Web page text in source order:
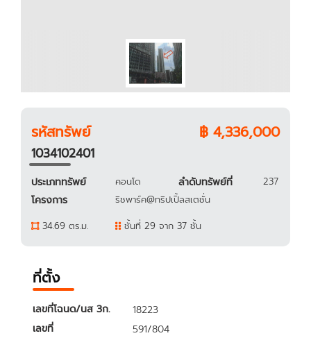
รหัสทรัพย์
1034102401
฿ 4,336,000
ประเภททรัพย์ คอนโด ลำดับทรัพย์ที่ 237
โครงการ
ริชพาร์ค@ทริปเปิ้ลสเตชั่น
34.69 ตร.ม.
ชั้นที่ 29 จาก 37 ชั้น
ที่ตั้ง
เลขที่โฉนด/นส 3ก.
18223
เลขที่
591/804